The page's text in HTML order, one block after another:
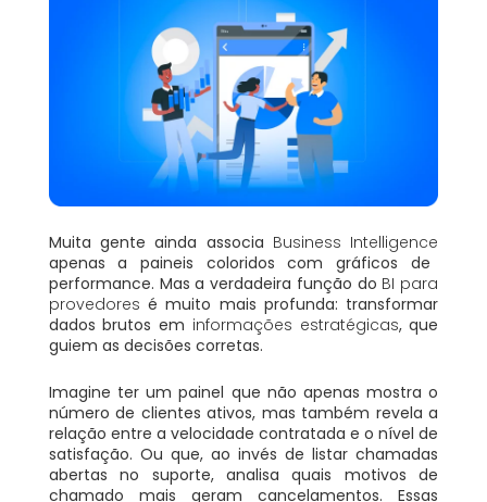
Muita gente ainda associa Business Intelligence
apenas a paineis coloridos com gráficos de
performance. Mas a verdadeira função do BI para
provedores é muito mais profunda: transformar
dados brutos em informações estratégicas, que
guiem as decisões corretas.
Imagine ter um painel que não apenas mostra o
número de clientes ativos, mas também revela a
relação entre a velocidade contratada e o nível de
satisfação. Ou que, ao invés de listar chamadas
abertas no suporte, analisa quais motivos de
chamado mais geram cancelamentos. Essas